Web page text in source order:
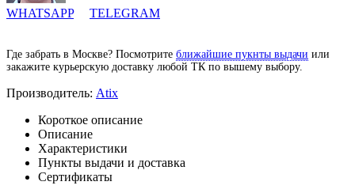
WHATSAPP TELEGRAM
Где забрать в Москве? Посмотрите ближайшие пукнты выдачи или
закажите курьерскую доставку любой ТК по вышему выбору.
Производитель: Atix
Короткое описание
Описание
Характеристики
Пункты выдачи и доставка
Сертификаты